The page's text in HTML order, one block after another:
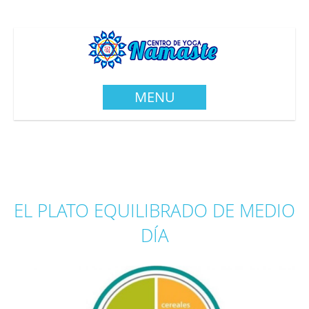
MENU
EL PLATO EQUILIBRADO DE MEDIO
DÍA